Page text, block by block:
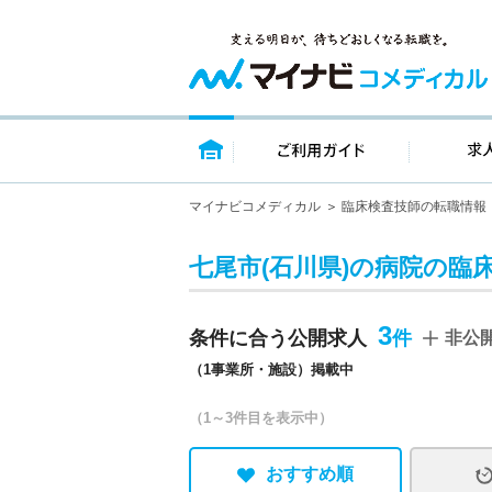
トップページ ご利用ガイ
マイナビコメディカル 臨床検査技師の転職情報
七尾市(石川県)の病院の臨
条件に合う公開求人 3
（1事業所・施設）掲載中
非公
（1～3件目を表示中）
おすすめ順